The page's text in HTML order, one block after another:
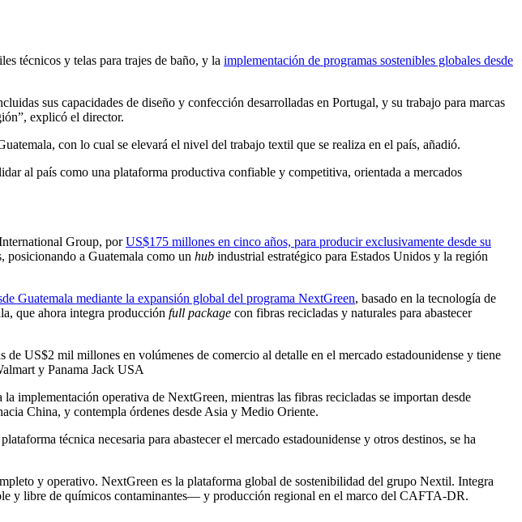
técnicos y telas para trajes de baño, y la implementación de programas sostenibles globales desde
sus capacidades de diseño y confección desarrolladas en Portugal, y su trabajo para marcas
explicó el director.
con lo cual se elevará el nivel del trabajo textil que se realiza en el país, añadió.
al país como una plataforma productiva confiable y competitiva, orientada a mercados
Group, porUS$175 millones en cinco años, para producir exclusivamente desde su
posicionando a Guatemala como un hub industrial estratégico para Estados Unidos y la región
Guatemala mediante la expansión global del programa NextGreen, basado en la tecnología de
que ahora integra producción full package con fibras recicladas y naturales para abastecer
US$2 mil millones en volúmenes de comercio al detalle en el mercado estadounidense y tiene
y Panama Jack USA
la implementación operativa de NextGreen, mientras las fibras recicladas se importan desde
China, y contempla órdenes desde Asia y Medio Oriente.
técnica necesaria para abastecer el mercado estadounidense y otros destinos, se ha
y operativo. NextGreen es la plataforma global de sostenibilidad del grupo Nextil. Integra
y libre de químicos contaminantes— y producción regional en el marco del CAFTA-DR.